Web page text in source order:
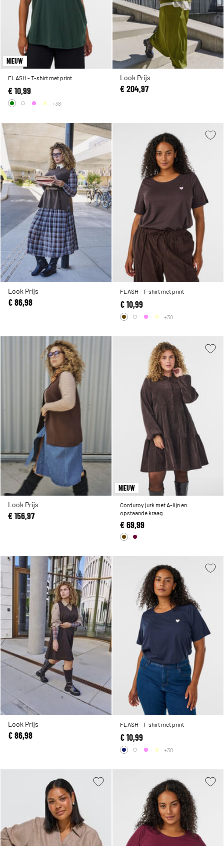
NIEUW
FLASH - T-shirt met print
€ 10,99
+38
Look Prijs
€ 204,97
Look Prijs
€ 86,98
FLASH - T-shirt met print
€ 10,99
+38
Look Prijs
€ 156,97
NIEUW
Corduroy jurk met A-lijn en
opstaande kraag
€ 69,99
Look Prijs
€ 86,98
FLASH - T-shirt met print
€ 10,99
+38